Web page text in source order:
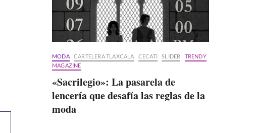
MODA CARTELERA TLAXCALA CECATI SLIDER
TRENDY
MAGAZINE
«Sacrilegio»: La pasarela de
lencería que desafía las reglas de la
moda